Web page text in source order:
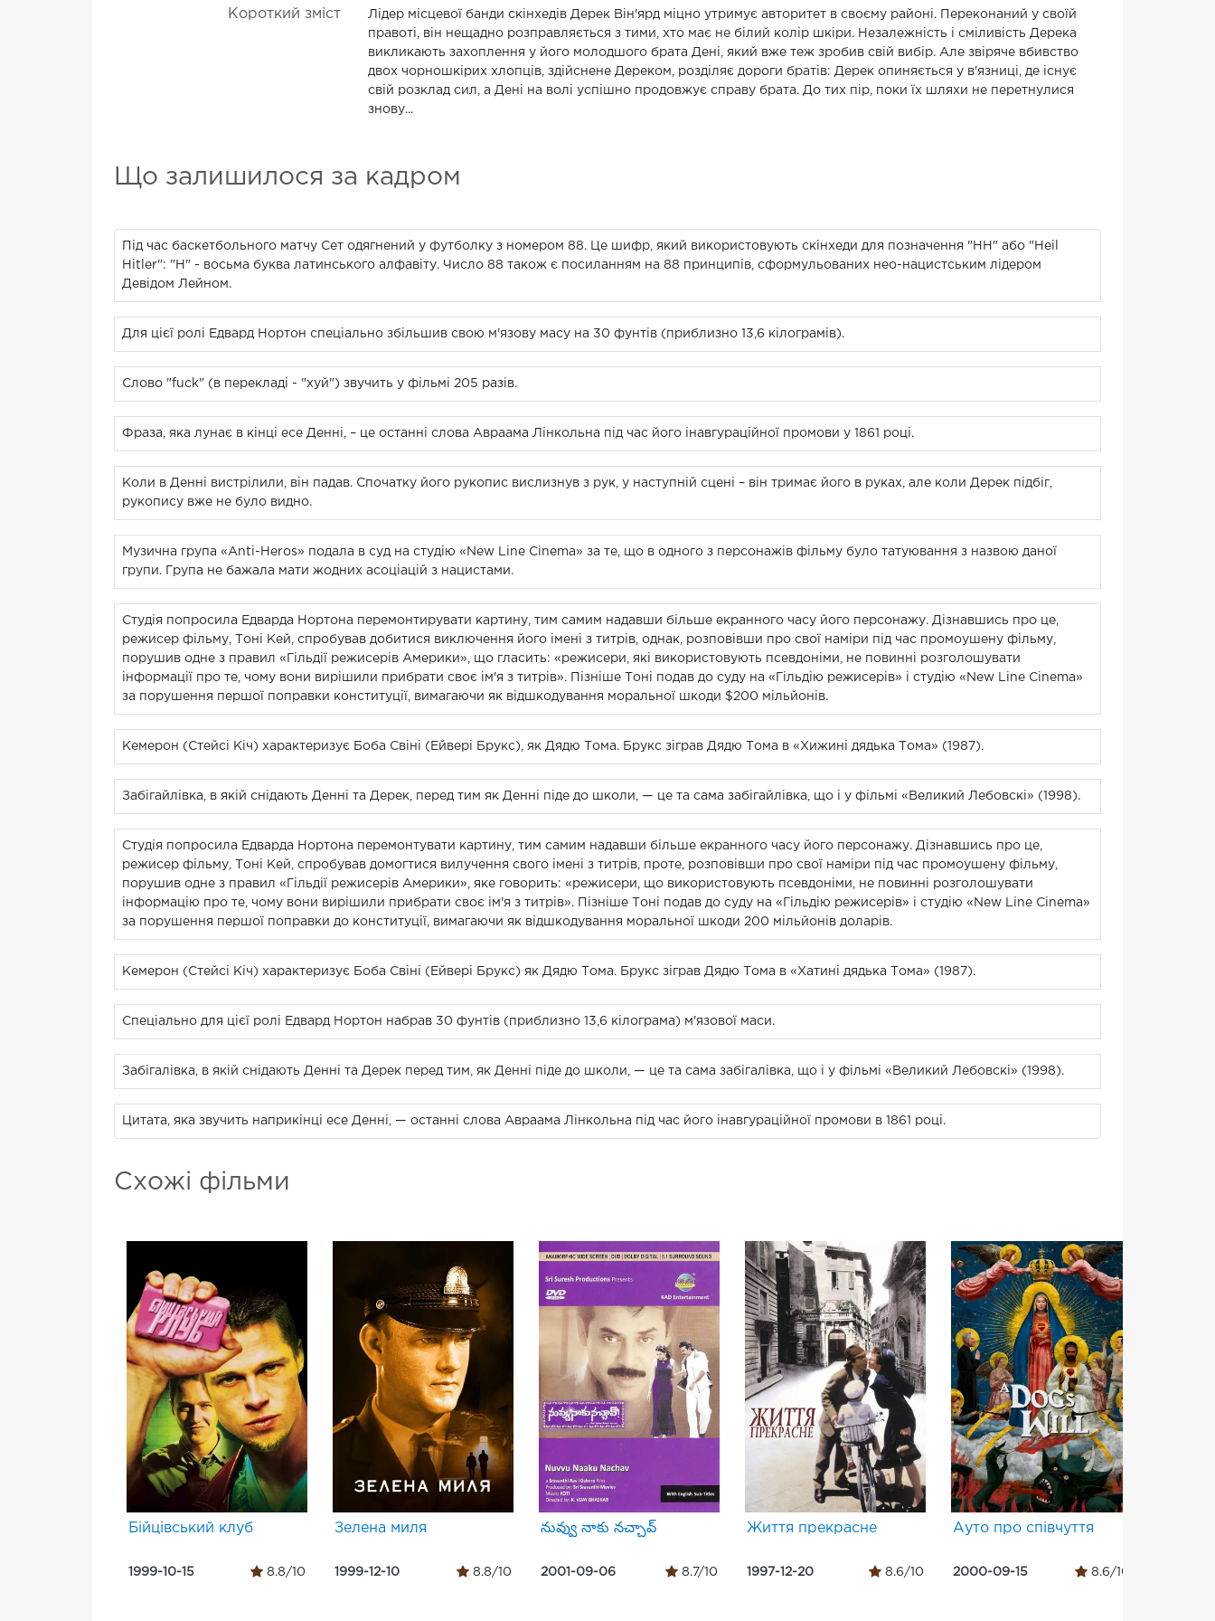
Короткий зміст
Лідер місцевої банди скінхедів Дерек Він'ярд міцно утримує авторитет в своєму районі. Переконаний у своїй
правоті, він нещадно розправляється з тими, хто має не білий колір шкіри. Незалежність і сміливість Дерека
викликають захоплення у його молодшого брата Дені, який вже теж зробив свій вибір. Але звіряче вбивство
двох чорношкірих хлопців, здійснене Дереком, розділяє дороги братів: Дерек опиняється у в'язниці, де існує
свій розклад сил, а Дені на волі успішно продовжує справу брата. До тих пір, поки їх шляхи не перетнулися
знову...
Що залишилося за кадром
Під час баскетбольного матчу Сет одягнений у футболку з номером 88. Це шифр, який використовують скінхеди для позначення "НН" або "Heil
Hitler": "Н" - восьма буква латинського алфавіту. Число 88 також є посиланням на 88 принципів, сформульованих нео-нацистським лідером
Девідом Лейном.
Для цієї ролі Едвард Нортон спеціально збільшив свою м'язову масу на 30 фунтів (приблизно 13,6 кілограмів).
Слово "fuck" (в перекладі - "хуй") звучить у фільмі 205 разів.
Фраза, яка лунає в кінці есе Денні, – це останні слова Авраама Лінкольна під час його інавгураційної промови у 1861 році.
Коли в Денні вистрілили, він падав. Спочатку його рукопис вислизнув з рук, у наступній сцені – він тримає його в руках, але коли Дерек підбіг,
рукопису вже не було видно.
Музична група «Anti-Heros» подала в суд на студію «New Line Cinema» за те, що в одного з персонажів фільму було татуювання з назвою даної
групи. Група не бажала мати жодних асоціацій з нацистами.
Студія попросила Едварда Нортона перемонтирувати картину, тим самим надавши більше екранного часу його персонажу. Дізнавшись про це,
режисер фільму, Тоні Кей, спробував добитися виключення його імені з титрів, однак, розповівши про свої наміри під час промоушену фільму,
порушив одне з правил «Гільдії режисерів Америки», що гласить: «режисери, які використовують псевдоніми, не повинні розголошувати
інформації про те, чому вони вирішили прибрати своє ім'я з титрів». Пізніше Тоні подав до суду на «Гільдію режисерів» і студію «New Line Cinema»
за порушення першої поправки конституції, вимагаючи як відшкодування моральної шкоди $200 мільйонів.
Кемерон (Стейсі Кіч) характеризує Боба Свіні (Ейвері Брукс), як Дядю Тома. Брукс зіграв Дядю Тома в «Хижині дядька Тома» (1987).
Забігайлівка, в якій снідають Денні та Дерек, перед тим як Денні піде до школи, — це та сама забігайлівка, що і у фільмі «Великий Лебовскі» (1998).
Студія попросила Едварда Нортона перемонтувати картину, тим самим надавши більше екранного часу його персонажу. Дізнавшись про це,
режисер фільму, Тоні Кей, спробував домогтися вилучення свого імені з титрів, проте, розповівши про свої наміри під час промоушену фільму,
порушив одне з правил «Гільдії режисерів Америки», яке говорить: «режисери, що використовують псевдоніми, не повинні розголошувати
інформацію про те, чому вони вирішили прибрати своє ім'я з титрів». Пізніше Тоні подав до суду на «Гільдію режисерів» і студію «New Line Cinema»
за порушення першої поправки до конституції, вимагаючи як відшкодування моральної шкоди 200 мільйонів доларів.
Кемерон (Стейсі Кіч) характеризує Боба Свіні (Ейвері Брукс) як Дядю Тома. Брукс зіграв Дядю Тома в «Хатині дядька Тома» (1987).
Спеціально для цієї ролі Едвард Нортон набрав 30 фунтів (приблизно 13,6 кілограма) м'язової маси.
Забігалівка, в якій снідають Денні та Дерек перед тим, як Денні піде до школи, — це та сама забігалівка, що і у фільмі «Великий Лебовскі» (1998).
Цитата, яка звучить наприкінці есе Денні, — останні слова Авраама Лінкольна під час його інавгураційної промови в 1861 році.
Схожі фільми
Бійцівський клуб
1999-10-15 8.8/10
Зелена миля
1999-12-10 8.8/10
నువ్వు నాకు నచ్చావ్
2001-09-06 8.7/10
Життя прекрасне
1997-12-20 8.6/10
Ауто про співчуття
2000-09-15 8.6/10